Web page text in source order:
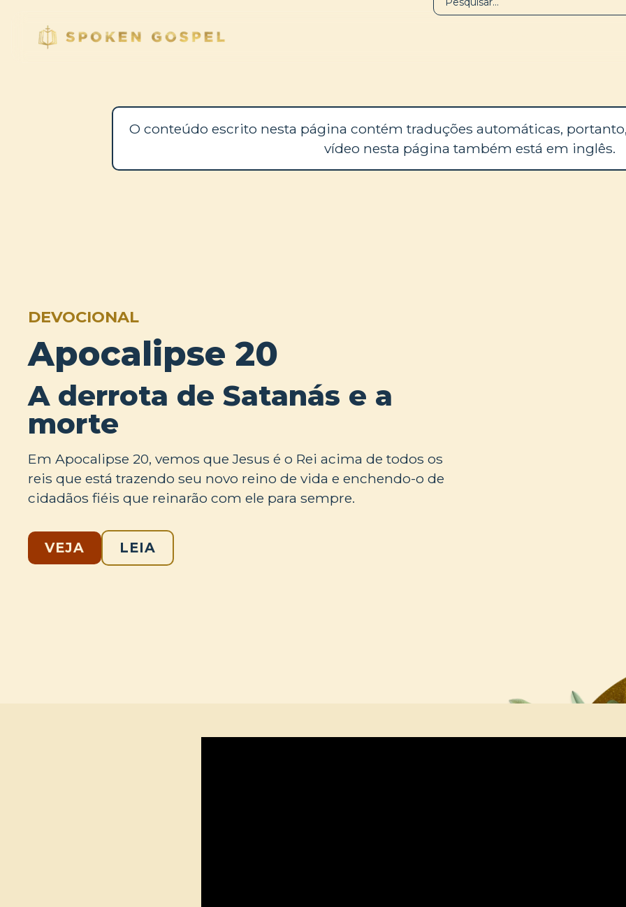
O conteúdo escrito nesta página contém traduções automáticas,
vídeo nesta página também está em inglês.
DEVOCIONAL
Apocalipse 20
A derrota de Satanás e a
morte
Em Apocalipse 20, vemos que Jesus é o Rei acima de todos os
reis que está trazendo seu novo reino de vida e enchendo-o de
cidadãos fiéis que reinarão com ele para sempre.
VEJA LEIA